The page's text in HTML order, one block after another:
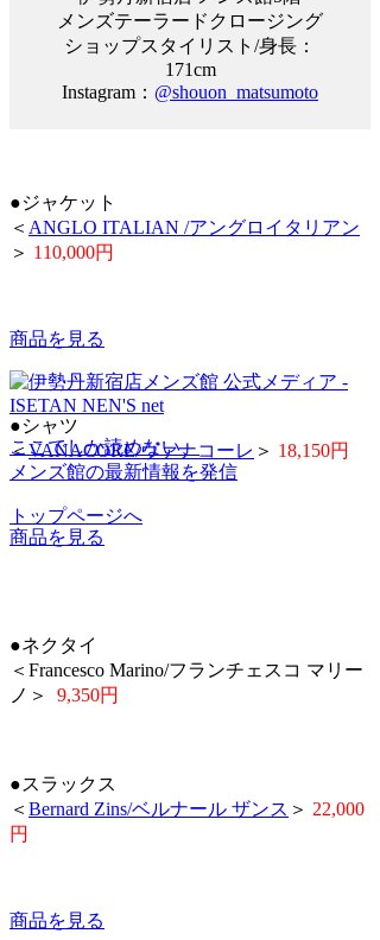
メンズテーラードクロージング
ショップスタイリスト/身長：
171cm
Instagram： @shouon_matsumoto
●ジャケット
＜ ANGLO ITALIAN /アングロイタリアン
＞ 110,000円
商品を見る
●シャツ
＜VANACORE/ヴァナコーレ ＞ 18,150円
商品を見る
●ネクタイ
＜Francesco Marino/フランチェスコ マリー
ノ＞
9,350円
●スラックス
＜ Bernard Zins/ベルナール ザンス ＞ 22,000
円
商品を見る
ここでしか読めない、
メンズ館の最新情報を発信
トップページへ